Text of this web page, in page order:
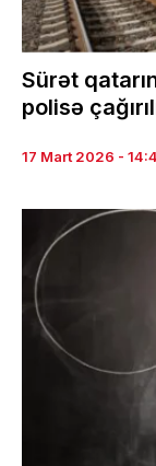
Sürət
polisə
17 Mart 2026 -